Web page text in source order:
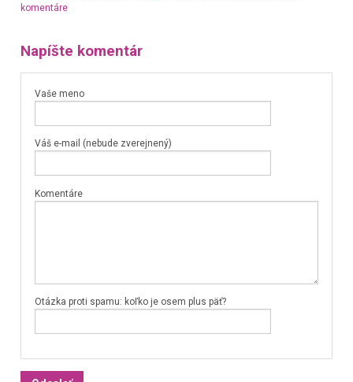
komentáre
Napíšte komentár
Vaše meno
Váš e-mail (nebude zverejnený)
Komentáre
Otázka proti spamu: koľko je osem plus päť?